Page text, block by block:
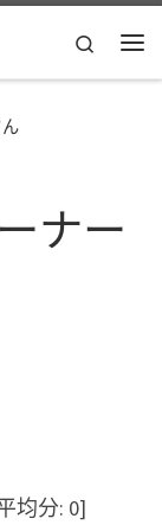
Search
ナー
均分: 0]